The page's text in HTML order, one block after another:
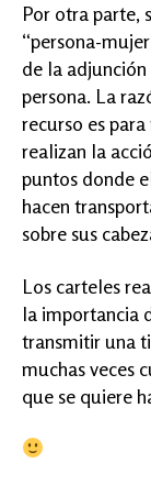
Por otra parte,
“persona-
de la
persona. La
recurso es
realizan la
puntos donde
hacen
sobre sus
Los carteles
la importancia
transmitir una
muchas veces
que se quiere